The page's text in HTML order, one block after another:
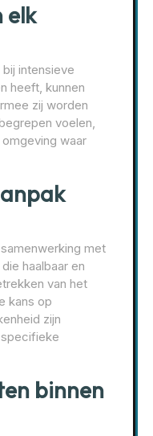
elk
intensieve
heeft, kunnen
zij worden
voelen,
waar
met
haalbaar en
van het
kans op
zijn
binnen